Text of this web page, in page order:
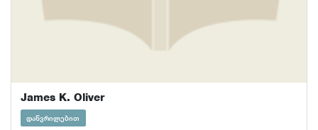
James K. Oliver
დაწვრილებით